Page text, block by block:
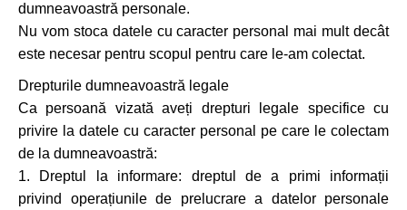
dumneavoastră personale.
Nu vom stoca datele cu caracter personal mai mult decât
este necesar pentru scopul pentru care le-am colectat.
Drepturile dumneavoastră legale
Ca persoană vizată aveți drepturi legale specifice cu
privire la datele cu caracter personal pe care le colectam
de la dumneavoastră:
1. Dreptul la informare: dreptul de a primi informații
privind operațiunile de prelucrare a datelor personale